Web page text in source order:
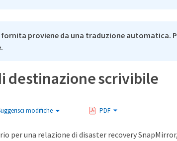
proviene da una traduzione automatica.
destinazione scrivibile
modifiche PDF
per una relazione di disaster recovery